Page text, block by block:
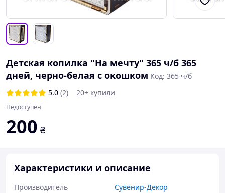
Детская копилка "На мечту" 365 ч/б 365
дней, черно-белая с окошком Код: 365 ч/б
5.0 (2) 20+ купили
Недоступен
200 ₴
Характеристики и описание
Производитель
Сувенир-Декор